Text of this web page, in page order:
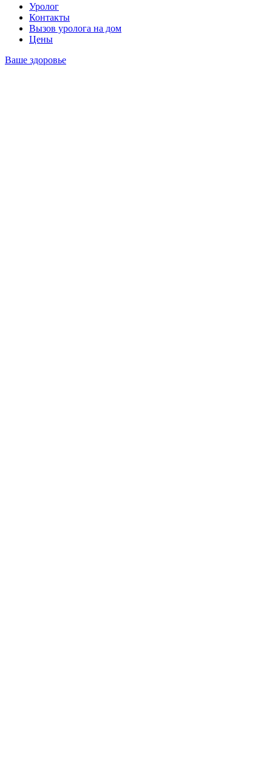
Уролог
Контакты
Вызов уролога на дом
Цены
Ваше здоровье